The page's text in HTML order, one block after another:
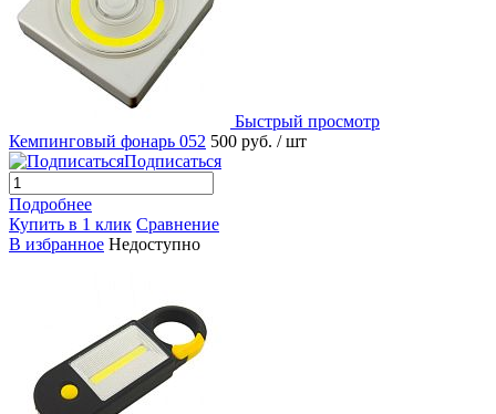
Быстрый просмотр
Кемпинговый фонарь 052 500 руб. / шт
Подписаться
Подробнее
Купить в 1 клик Сравнение
В избранное Недоступно